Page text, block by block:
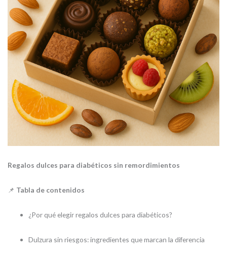
Regalos dulces para diabéticos sin remordimientos
📌 Tabla de contenidos
¿Por qué elegir regalos dulces para diabéticos?
Dulzura sin riesgos: ingredientes que marcan la diferencia